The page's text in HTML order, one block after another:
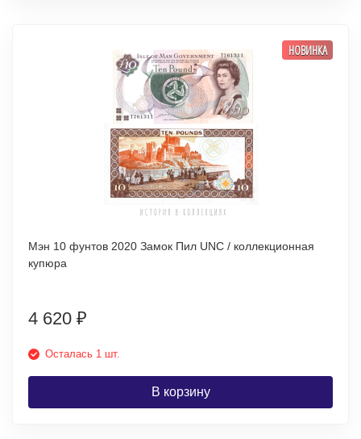
НОВИНКА
Мэн 10 фунтов 2020 Замок Пил UNC / коллекционная
купюра
4 620 ₽
Осталась 1 шт.
В корзину